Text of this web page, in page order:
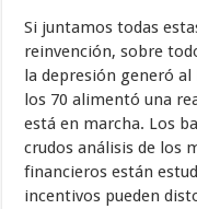
Si juntamos todas
reinvención, sobre
la depresión generó
los 70 alimentó una
está en marcha. Los
crudos análisis de los
financieros están
incentivos pueden